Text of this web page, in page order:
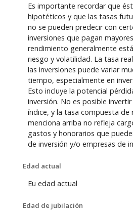
Es importante recordar que
hipotéticos y que las tasas
no se pueden predecir con
inversiones que pagan
rendimiento generalmente
riesgo y volatilidad. La tasa
las inversiones puede variar
tiempo, especialmente en
Esto incluye la potencial
inversión. No es posible
índice, y la tasa compuesta de
menciona arriba no refleja
gastos y honorarios que
de inversión y/o empresas de
Edad actual
Eu edad actual
Edad de jubilación